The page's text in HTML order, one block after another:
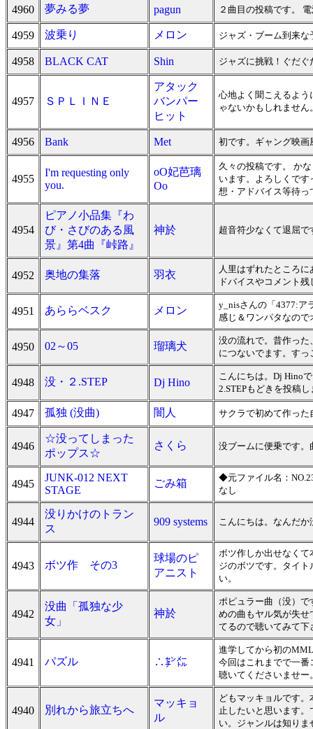
4960 夢みる夢 pagun ２曲目の投稿です。
4959 波乗り メロン ジャズ・ブーム到来
4958 BLACK CAT Shin ジャズに挑戦！ぐだ
4957 ＳＰＬＩＮＥ
アタック
バンパー
ヒット
心地よく聞こえるよ
ゃないかもしれませ
4956 Bank Met 初です。ギャング映
4955
I'm requesting only
you.
oO妃芭璃
Oo
久々の投稿です。 か
います。よろしくで
想・アドバイス等待っ
4954
ピアノ小品集『わ
び・さびのある風
景』第4曲『峠路』
神於 超音符少なくて退屈
4952 奥地の集落 羽衣
人里はずれたところ
ドバイスやコメント
4951 あららベスク メロン
y_nisさんの「4377:ア
感じ＆ワンパタなの
4950 02～05 瑠璃犬
没の流れで。昔作っ
につないでます。す
4948 没・２.STEP Dj Hino
こんにちは。Dj Hino
2.STEPもどきを投稿
4947 孤独 (没曲) 闇人 サクラで初めて作っ
4946
☆没ってしまった
ポップス☆
さくら 没ブームに便乗です
4945
JUNK-012 NEXT
STAGE
ごみ箱
◆元ファイル名：
なし
4944
没りかけのトラン
ス
909 systems こんにちは。なんだ
4943 ボツ作 その3
球場のピ
アニスト
ボツ作しか出せなく
ジのボツです。タイ
い。
4942
没曲「孤独な少
女」
神於
ポピュラー曲（没）
めの曲もヤル気が失
てるので聴いてみて下
4941 パズル ∴㌢㍍
進学してから初の
今回はこれまでで一
聴いてくださいませ
4940 別れから旅立ちへ
マッキョ
ル
どもマッキョルです
止したいと思います
い。ジャンルは知りま